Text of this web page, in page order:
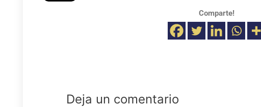
Comparte!
Deja un comentario